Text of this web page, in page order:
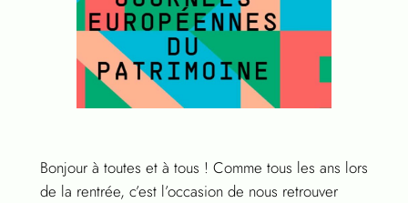
Bonjour à toutes et à tous ! Comme tous les ans lors
de la rentrée, c’est l’occasion de nous retrouver